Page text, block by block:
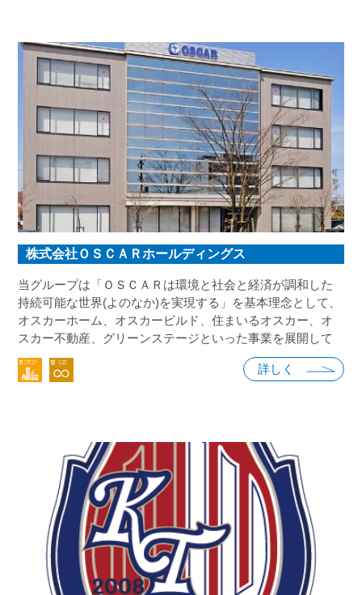
株式会社ＯＳＣＡＲホールディングス
当グループは「ＯＳＣＡＲは環境と社会と経済が調和した
持続可能な世界(よのなか)を実現する」を基本理念として、
オスカーホーム、オスカービルド、住まいるオスカー、オ
スカー不動産、グリーンステージといった事業を展開して
います。 ＳＤＧｓの主旨に賛同し、私たちの事業活動を地
域の社会的課題の解決と地域経済の発展につなげ、お客様
詳しく